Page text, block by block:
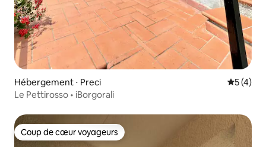
Hébergement ⋅ Preci
5 (4)
Le Pettirosso • iBorgorali
Coup de cœur voyageurs
Coup de cœur voyageurs